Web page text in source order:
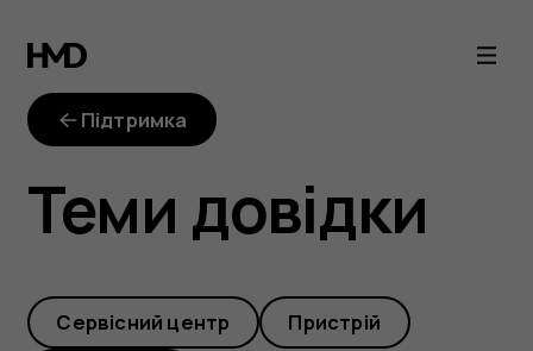
Які
ігри
сумісні
модульним
Підтримка
Теми довідки
Cервісний центр Пристрій